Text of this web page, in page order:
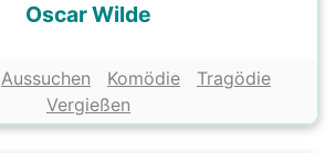
Oscar Wilde
Aussuchen Komödie
Tragödie
Vergießen